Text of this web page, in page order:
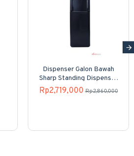
Dispenser Galon Bawah
Sharp Standing Dispenser
SWD-82EHL-PB
Rp2,719,000 Rp2,860,000